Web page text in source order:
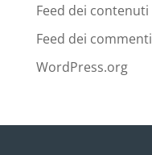
Feed dei contenuti
Feed dei commenti
WordPress.org